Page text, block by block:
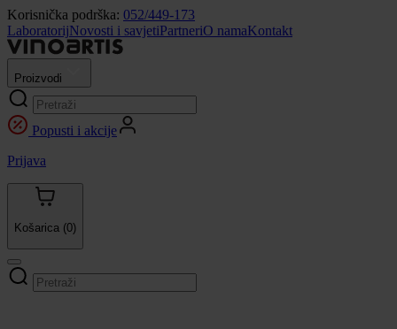
Korisnička podrška: 052/449-173
LaboratorijNovosti i savjetiPartneriO namaKontakt
Proizvodi
Popusti i akcije
Prijava
Košarica (0)